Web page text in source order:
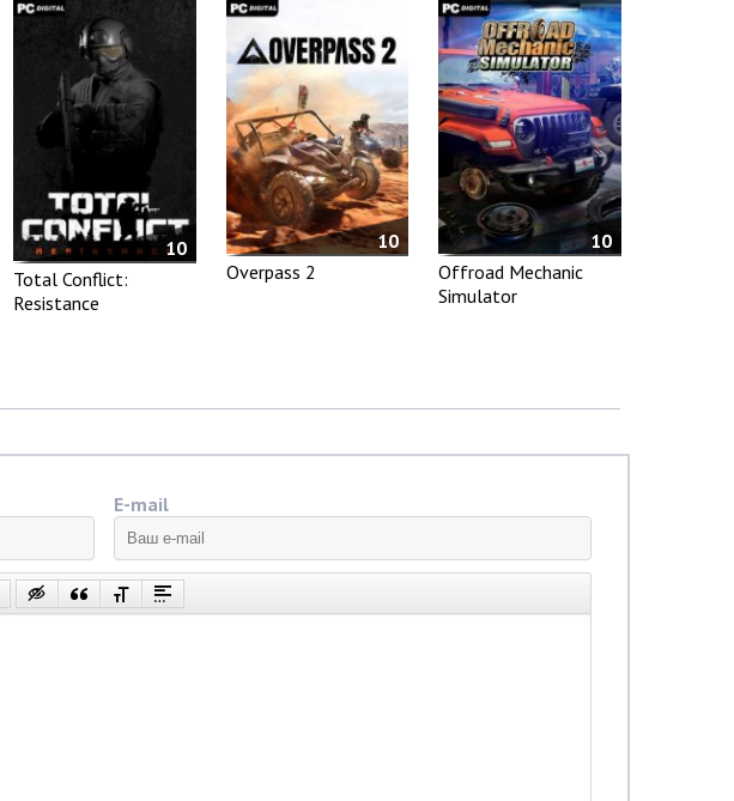
10
Total Conflict:
Resistance
10
Overpass 2
10
Offroad Mechanic
Simulator
E-mail